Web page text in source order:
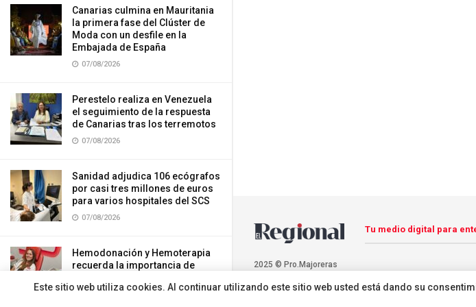
Canarias culmina en Mauritania
la primera fase del Clúster de
Moda con un desfile en la
Embajada de España
07/08/2026
Perestelo realiza en Venezuela
el seguimiento de la respuesta
de Canarias tras los terremotos
07/08/2026
Sanidad adjudica 106 ecógrafos
por casi tres millones de euros
para varios hospitales del SCS
07/08/2026
Hemodonación y Hemoterapia
recuerda la importancia de
2025 © Pro.Majoreras
Tu medio digital para
Este sitio web utiliza cookies. Al continuar utilizando este sitio web usted está dando su